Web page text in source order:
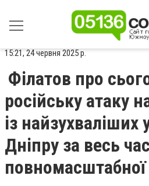
15:21, 24 червня 2025 р.
Філатов про
російську атаку
із найзухваліших
Дніпру за весь час
повномасштабної